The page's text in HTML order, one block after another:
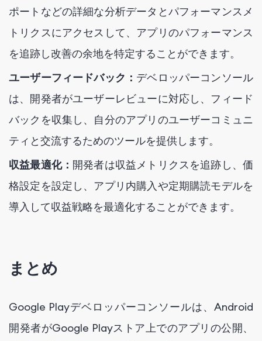
ポートなどの詳細な分析データとパフォーマンスメ
トリクスにアクセスして、アプリのパフォーマンス
を追跡し改善の余地を特定することができます。
ユーザーフィードバック： デベロッパーコンソール
は、開発者がユーザーレビューに対応し、フィード
バックを収集し、自分のアプリのユーザーコミュニ
ティと交流するためのツールを提供します。
収益最適化： 開発者は収益メトリクスを追跡し、価
格設定を設定し、アプリ内購入や定期購読モデルを
導入して収益戦略を最適化することができます。
まとめ
Google Playデベロッパーコンソールは、Android
開発者がGoogle Playストア上でのアプリの公開、